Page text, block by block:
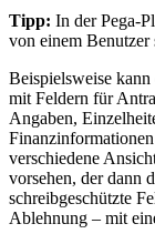
Tipp: In der Pega-
von einem Benutzer
Beispielsweise
mit Feldern für
Angaben,
verschiedene
vorsehen, der dann
schreibgeschützte
Ablehnung – mit